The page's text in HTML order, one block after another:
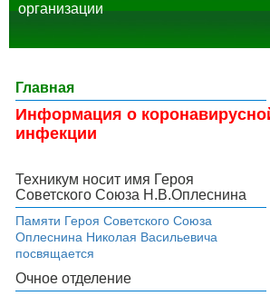
организации
Главная
Информация о
инфекции
Техникум носит имя Героя
Советского Союза Н.В.Оплеснина
Памяти Героя Советского Союза
Оплеснина Николая Васильевича
посвящается
Очное отделение